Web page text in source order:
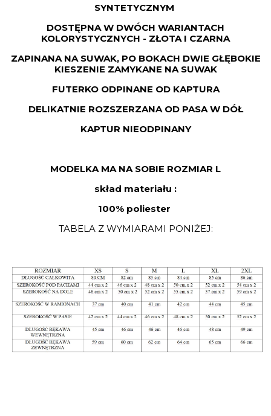
SYNTETYCZNYM
DOSTĘPNA W DWÓCH WARIANTACH
KOLORYSTYCZNYCH - ZŁOTA I CZARNA
ZAPINANA NA SUWAK, PO BOKACH DWIE GŁĘBOKIE
KIESZENIE ZAMYKANE NA SUWAK
FUTERKO ODPINANE OD KAPTURA
DELIKATNIE ROZSZERZANA OD PASA W DÓŁ
KAPTUR NIEODPINANY
MODELKA MA NA SOBIE ROZMIAR L
skład materiału :
100% poliester
TABELA Z WYMIARAMI PONIŻEJ: